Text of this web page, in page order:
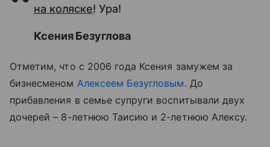
на коляске! Ура!
Ксения Безуглова
Отметим, что с 2006 года Ксения замужем за
бизнесменом Алексеем Безугловым. До
прибавления в семье супруги воспитывали двух
дочерей – 8-летнюю Таисию и 2-летнюю Алексу.